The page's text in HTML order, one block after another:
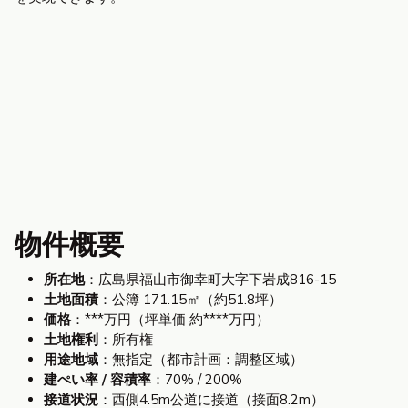
物件概要
所在地：広島県福山市御幸町大字下岩成816-15
土地面積：公簿 171.15㎡（約51.8坪）
価格：***万円（坪単価 約****万円）
土地権利 ：所有権
用途地域 ：無指定（都市計画：調整区域）
建ぺい率 / 容積率 ：70% / 200%
接道状況 ：西側4.5m公道に接道（接面8.2m）